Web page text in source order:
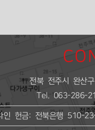
전북 전주시 완산
Tel. 063-286-
인 헌금: 전북은행 510-